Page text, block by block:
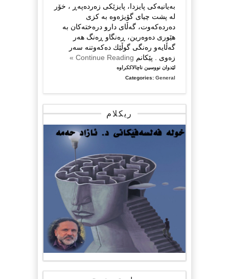
به‌یانیه‌كی پایزدا، پایزێكی زه‌رده‌په‌ڕ ، خۆر
له‌ پشت چیای گۆیژه‌وه‌ به‌ كزی
ده‌رده‌كه‌وت، گه‌ڵای دارو دره‌خته‌كان به‌
هێوری ده‌وه‌رین، ڕه‌نگاو ڕه‌نگ هه‌ر
گه‌ڵایه‌و ره‌نگی گوڵێك ده‌كه‌وتنه‌ ‌سه‌ر
زه‌وی . پێكانم
لێدوان نووسین ناچالاککراوەلە
Categories: General
ریکلام